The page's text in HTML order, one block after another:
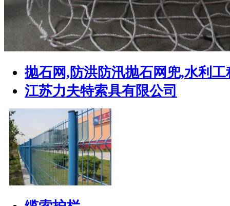
抛石网,防洪防汛抛石网兜,水利
江苏力夫特索具有限公司